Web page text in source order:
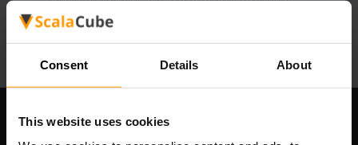
Consent Details About
This website uses cookies
Vårt företag